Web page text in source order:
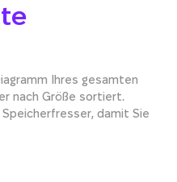
Ihres gesamten
nach Größe sortiert.
damit Sie